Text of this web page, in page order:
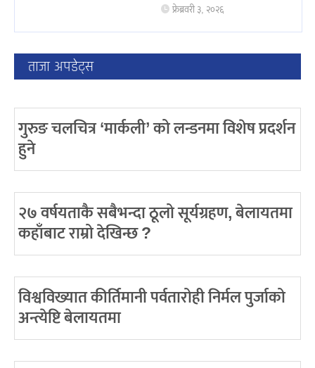
फ्रेब्रवरी ३, २०२६
ताजा अपडेट्स
गुरुङ चलचित्र ‘मार्कली’ को लन्डनमा विशेष प्रदर्शन
हुने
२७ वर्षयताकै सबैभन्दा ठूलो सूर्यग्रहण, बेलायतमा
कहाँबाट राम्रो देखिन्छ ?
विश्वविख्यात कीर्तिमानी पर्वतारोही निर्मल पुर्जाको
अन्त्येष्टि बेलायतमा